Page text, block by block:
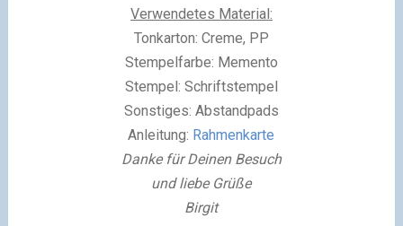
Verwendetes Material:
Tonkarton: Creme, PP
Stempelfarbe: Memento
Stempel: Schriftstempel
Sonstiges: Abstandpads
Anleitung: Rahmenkarte
Danke für Deinen Besuch
und liebe Grüße
Birgit